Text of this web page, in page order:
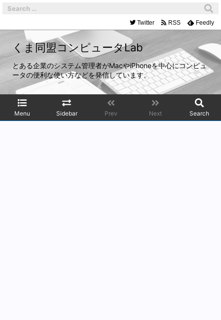
くま同盟コンピュータLab
とある企業のシステム管理者がMacやiPhoneを中心にコンピュ
ータの便利な使い方などを発信しています。
Menu Sidebar Prev Next Search
Twitter RSS Feedly